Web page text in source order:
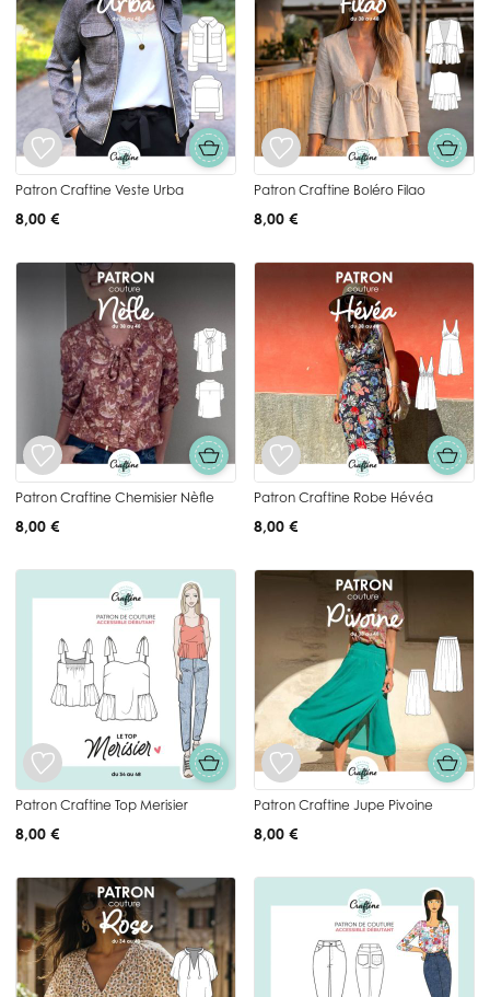
Patron Craftine Veste Urba
8,00 €
Patron Craftine Boléro Filao
8,00 €
Patron Craftine Chemisier Nèfle
8,00 €
Patron Craftine Robe Hévéa
8,00 €
Patron Craftine Top Merisier
8,00 €
Patron Craftine Jupe Pivoine
8,00 €